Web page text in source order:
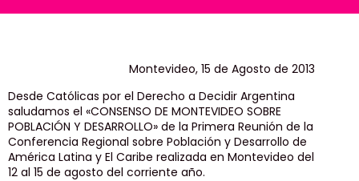
Montevideo, 15 de Agosto de 2013
Desde Católicas por el Derecho a Decidir Argentina
saludamos el «CONSENSO DE MONTEVIDEO SOBRE
POBLACIÓN Y DESARROLLO» de la Primera Reunión de la
Conferencia Regional sobre Población y Desarrollo de
América Latina y El Caribe realizada en Montevideo del
12 al 15 de agosto del corriente año.